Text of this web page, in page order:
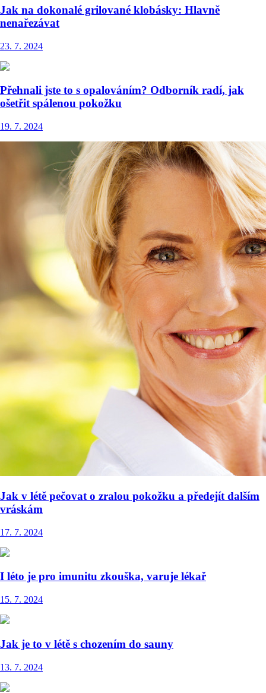
Jak na dokonalé grilované klobásky: Hlavně
nenařezávat
23. 7. 2024
Přehnali jste to s opalováním? Odborník radí, jak
ošetřit spálenou pokožku
19. 7. 2024
Jak v létě pečovat o zralou pokožku a předejít dalším
vráskám
17. 7. 2024
I léto je pro imunitu zkouška, varuje lékař
15. 7. 2024
Jak je to v létě s chozením do sauny
13. 7. 2024